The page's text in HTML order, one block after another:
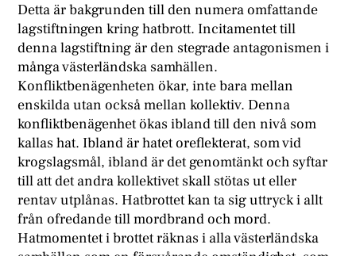
Detta är bakgrunden till den numera omfattande
lagstiftningen kring hatbrott. Incitamentet till
denna lagstiftning är den stegrade antagonismen i
många västerländska samhällen.
Konfliktbenägenheten ökar, inte bara mellan
enskilda utan också mellan kollektiv. Denna
konfliktbenägenhet ökas ibland till den nivå som
kallas hat. Ibland är hatet oreflekterat, som vid
krogslagsmål, ibland är det genomtänkt och syftar
till att det andra kollektivet skall stötas ut eller
rentav utplånas. Hatbrottet kan ta sig uttryck i allt
från ofredande till mordbrand och mord.
Hatmomentet i brottet räknas i alla västerländska